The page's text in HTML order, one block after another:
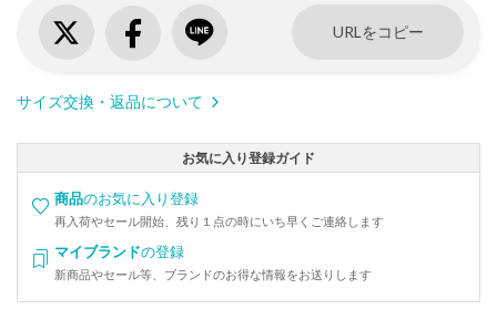
URLをコピー
サイズ交換・返品について
お気に入り登録ガイド
商品のお気に入り登録
再入荷やセール開始、残り１点の時にいち早くご連絡します
マイブランドの登録
新商品やセール等、ブランドのお得な情報をお送りします